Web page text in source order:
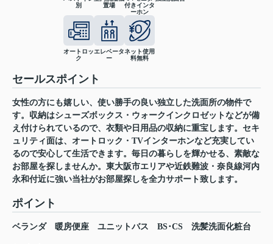
別
置場
付きインタ
ーホン
オートロッ
ク
エレベータ
ー
ネット使用
料無料
セールスポイント
女性の方にも嬉しい、使い勝手の良い独立した洗面所の物件で
す。収納はシューズボックス・ウォークインクロゼットなどが備
え付けられているので、衣類や日用品の収納に重宝します。セキ
ュリティ面は、オートロック・TVインターホンなど充実してい
るので安心して生活できます。毎日の暮らしを輝かせる、素敵な
お部屋を探しませんか。東大阪市エリアや近鉄難波・奈良線河内
永和付近に強い当社がお部屋探しを全力サポート致します。
ポイント
ベランダ 暖房便座 ユニットバス BS･CS 洗髪洗面化粧台